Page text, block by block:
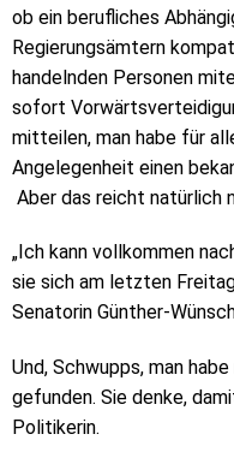
ob ein berufliches
Regierungsämtern
handelnden Personen
sofort
mitteilen, man habe für
Angelegenheit einen
Aber das reicht natürlich
„Ich kann vollkommen
sie sich am letzten
Senatorin Günther-
Und, Schwupps, man
gefunden. Sie denke,
Politikerin.